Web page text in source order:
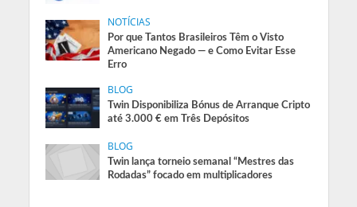
NOTÍCIAS
Por que Tantos Brasileiros Têm o Visto
Americano Negado — e Como Evitar Esse
Erro
BLOG
Twin Disponibiliza Bónus de Arranque Cripto
até 3.000 € em Três Depósitos
BLOG
Twin lança torneio semanal “Mestres das
Rodadas” focado em multiplicadores